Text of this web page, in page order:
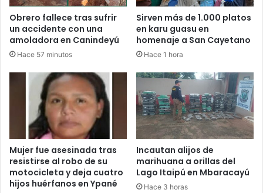
Obrero fallece tras sufrir
un accidente con una
amoladora en Canindeyú
Hace 57 minutos
Sirven más de 1.000 platos
en karu guasu en
homenaje a San Cayetano
Hace 1 hora
Mujer fue asesinada tras
resistirse al robo de su
motocicleta y deja cuatro
hijos huérfanos en Ypané
Incautan alijos de
marihuana a orillas del
Lago Itaipú en Mbaracayú
Hace 3 horas